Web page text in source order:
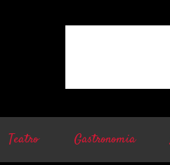
Teatro Gastronomia